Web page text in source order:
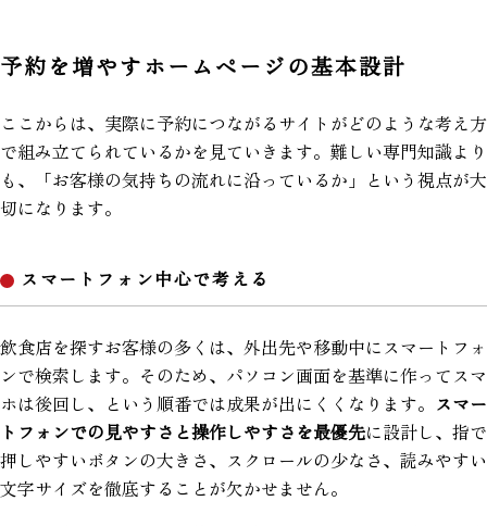
予約を増やすホームページの基本設計
ここからは、実際に予約につながるサイトがどのような考え方
で組み立てられているかを見ていきます。難しい専門知識より
も、「お客様の気持ちの流れに沿っているか」という視点が大
切になります。
スマートフォン中心で考える
飲食店を探すお客様の多くは、外出先や移動中にスマートフォ
ンで検索します。そのため、パソコン画面を基準に作ってスマ
ホは後回し、という順番では成果が出にくくなります。 スマー
トフォンでの見やすさと操作しやすさを最優先に設計し、指で
押しやすいボタンの大きさ、スクロールの少なさ、読みやすい
文字サイズを徹底することが欠かせません。